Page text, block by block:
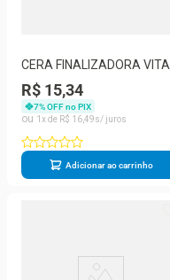
CERA FINALIZADORA VITA
CAPILI MURIEL KERATINA
40G
R$ 15,34
7% OFF no PIX
1
R$ 1649
Adicionar ao carrinho